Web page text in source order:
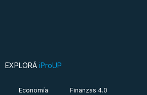
EXPLORÁ iProUP
Economía
Finanzas 4.0